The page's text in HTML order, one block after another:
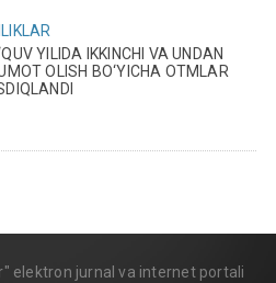
YILIDA IKKINCHI VA UNDAN
OLISH BO‘YICHA OTMLAR
elektron jurnal va internet portali